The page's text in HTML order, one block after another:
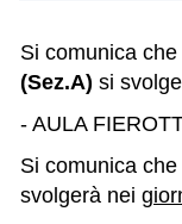
Si comunica
(Sez.A) si
- AULA
Si comunica
svolgerà nei